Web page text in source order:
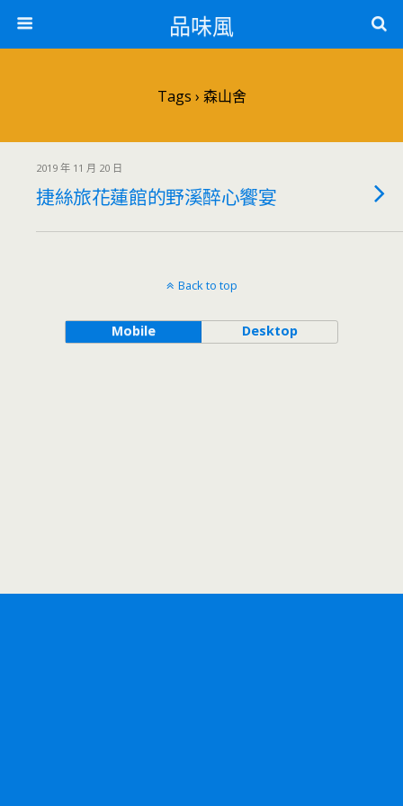
品味風
Tags › 森山舍
2019 年 11 月 20 日
捷絲旅花蓮館的野溪醉心饗宴
Back to top
Mobile Desktop